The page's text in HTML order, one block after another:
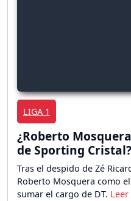
LIGA 1
¿Roberto
de Sporting Cristal?
Tras el despido de Zé
Roberto Mosquera como
sumar el cargo de DT.